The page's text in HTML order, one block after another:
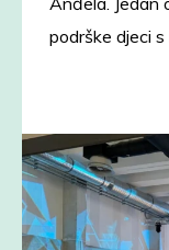
podrške djeci